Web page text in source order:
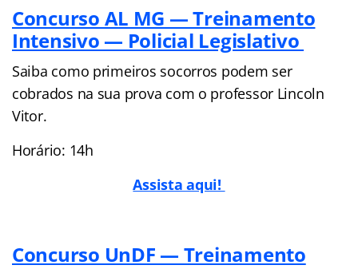
Concurso AL MG — Treinamento
Intensivo — Policial Legislativo
Saiba como primeiros socorros podem ser
cobrados na sua prova com o professor Lincoln
Vitor.
Horário: 14h
Assista aqui!
Concurso UnDF — Treinamento